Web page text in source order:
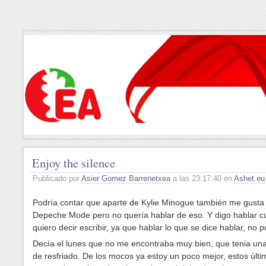
Enjoy the silence
Publicado por Asier Gomez Barrenetxeaa las 23:17:40 en Ashet.eu
Podría contar que aparte de Kylie Minogue también me
Depeche Mode pero no quería hablar de eso. Y digo hablar
quiero decir escribir, ya que hablar lo que se dice hablar, no
Decía el lunes que no me encontraba muy bien, que tenia
de resfriado. De los mocos ya estoy un poco mejor, estos